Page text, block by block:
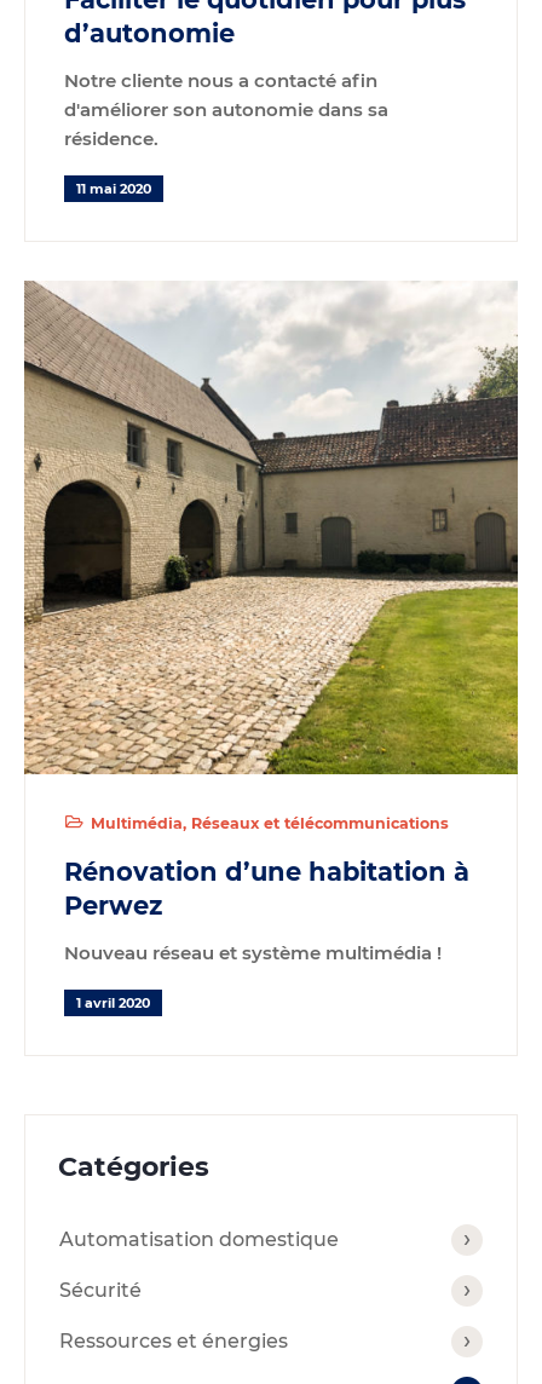
d’autonomie
Notre cliente nous a contacté afin
d'améliorer son autonomie dans sa
résidence.
11 mai 2020
Multimédia Réseaux et télécommunications
Rénovation d’une habitation à
Perwez
Nouveau réseau et système multimédia !
1 avril 2020
Catégories
Automatisation domestique
Sécurité
Ressources et énergies